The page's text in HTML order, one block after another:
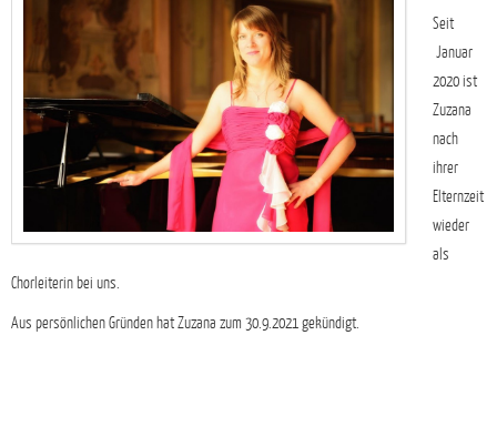
Seit
Januar
2020 ist
Zuzana
nach
ihrer
Elternzeit
wieder
als
Chorleiterin bei uns.
Aus persönlichen Gründen hat Zuzana zum 30.9.2021 gekündigt.